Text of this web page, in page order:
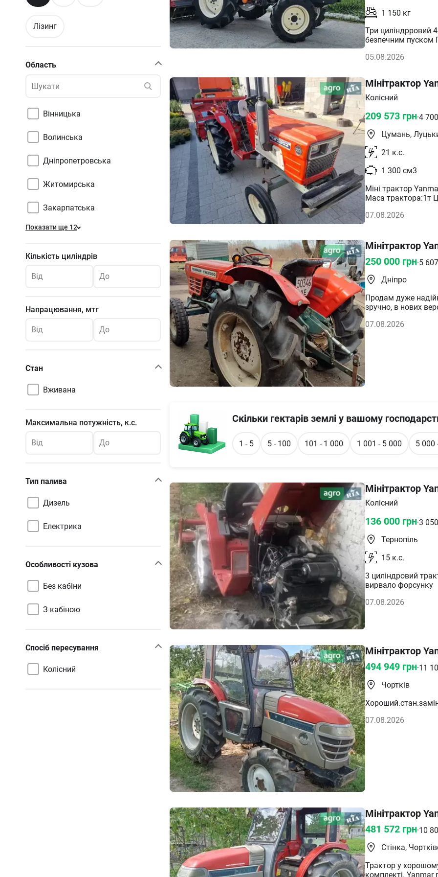
Лізинг
Область
Вінницька
Волинська
Дніпропетровська
Житомирська
Закарпатська
Показати ще 12
Кількість циліндрів
Від До
Напрацювання, мтг
Від До
Стан
Вживана
Максимальна потужність, к.с.
Від До
Тип палива
Дизель
Електрика
Особливості кузова
Без кабіни
З кабіною
Спосіб пересування
Колісний
1 150 кг
Три циліндрровий
безпечним пуском Гідропідсилювач керма + Ревес + Вкл.Вик
+ Нахил фрези +
05.08.2026
Мінітрактор
Колісний
209 573 грн·4 700
Цумань,
21 к.с.
1 300 см3
Міні трактор
Маса трактора:1т
07.08.2026
Мінітрактор
250 000 грн·5 607
Дніпро
Продам дуже
зручно, в нових
оригінали, 1700
07.08.2026
Мінітрактор
Колісний
136 000 грн·3 050
Тернопіль
15 к.с.
3 циліндровий
вирвало форсунку
07.08.2026
Мінітрактор
494 949 грн·11
Чортків
07.08.2026
Мінітрактор
481 572 грн·10
Стінка,
Трактор у
комплекті. Yanmar
Скільки гектарів землі у вашому
1 - 5 5 - 100 101 - 1 000 1 001 - 5 000 5 000